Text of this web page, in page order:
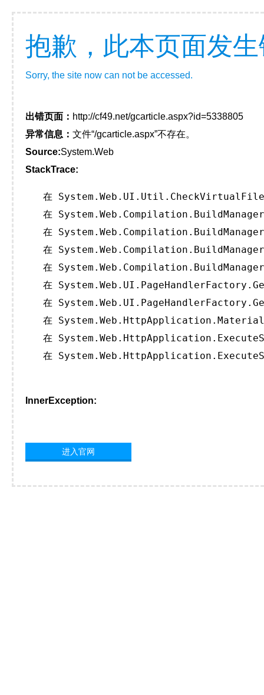
抱歉，此本页面发
Sorry, the site now can not be accessed.
出错页面： http://cf49.net/gcarticle.aspx?id=5338805
异常信息： 文件“/gcarticle.aspx”不存在。
Source:System.Web
StackTrace:
在
在
在
在
在
在
在
在
在
在
InnerException:
进入官网